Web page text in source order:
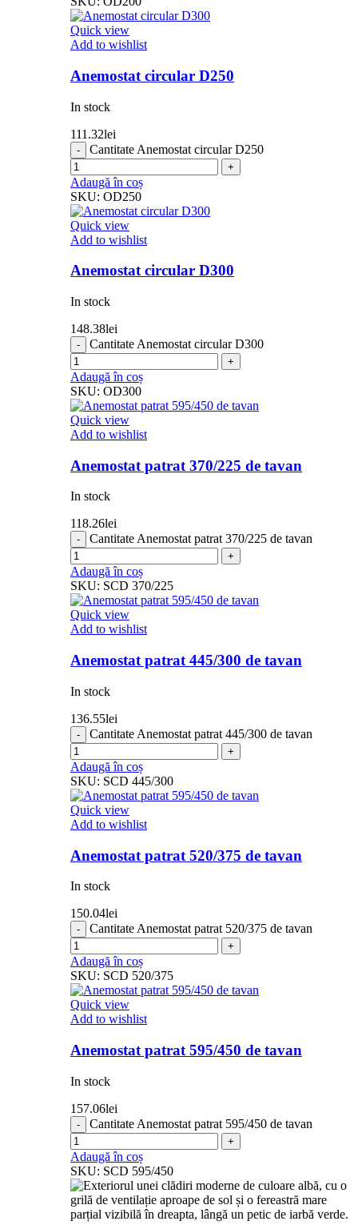
Quick view
Add to wishlist
Anemostat circular D250
In stock
111.32lei
Cantitate Anemostat circular D250
Adaugă în coș
SKU: OD250
Quick view
Add to wishlist
Anemostat circular D300
In stock
148.38lei
Cantitate Anemostat circular D300
Adaugă în coș
SKU: OD300
Quick view
Add to wishlist
Anemostat patrat 370/225 de tavan
In stock
118.26lei
Cantitate Anemostat patrat 370/225 de tavan
Adaugă în coș
SKU: SCD 370/225
Quick view
Add to wishlist
Anemostat patrat 445/300 de tavan
In stock
136.55lei
Cantitate Anemostat patrat 445/300 de tavan
Adaugă în coș
SKU: SCD 445/300
Quick view
Add to wishlist
Anemostat patrat 520/375 de tavan
In stock
150.04lei
Cantitate Anemostat patrat 520/375 de tavan
Adaugă în coș
SKU: SCD 520/375
Quick view
Add to wishlist
Anemostat patrat 595/450 de tavan
In stock
157.06lei
Cantitate Anemostat patrat 595/450 de tavan
Adaugă în coș
SKU: SCD 595/450